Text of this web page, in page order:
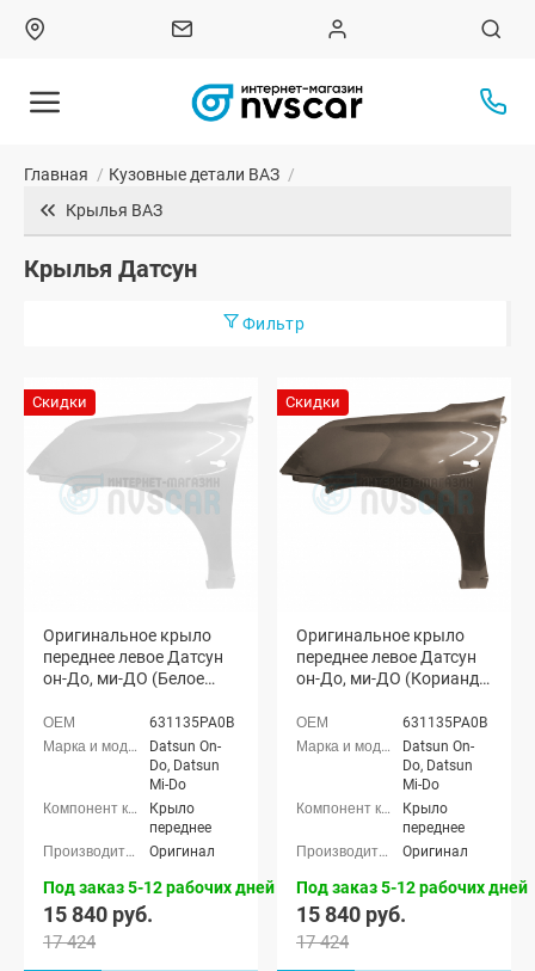
Главная / Кузовные детали ВАЗ /
Крылья ВАЗ
Крылья Датсун
Фильтр
Скидки
Оригинальное крыло
переднее левое Датсун
он-До, ми-ДО (Белое
631135PA0B
Datsun On-
Do, Datsun
Mi-Do
Крыло
переднее
Оригинал
Под заказ 5-12 рабочих дней
15 840 руб.
17 424
Скидки
Оригинальное крыло
переднее левое Датсун
он-До, ми-ДО (Кориандр
631135PA0B
Datsun On-
Do, Datsun
Mi-Do
Крыло
переднее
Оригинал
Под заказ 5-12 рабочих дней
15 840 руб.
17 424